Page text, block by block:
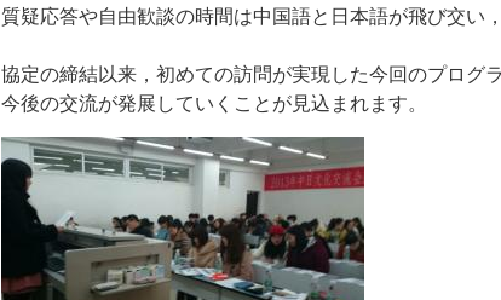
質疑応答や自由歓談の時間は中国語と日本語が飛び交い
協定の締結以来，初めての訪問が実現した今回のプログラ
今後の交流が発展していくことが見込まれます。